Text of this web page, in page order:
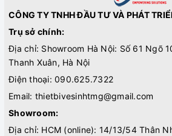
CÔNG TY TNHH ĐẦU TƯ VÀ PHÁT
Trụ sở chính:
Địa chỉ: Showroom Hà Nội: Số 61 Ngõ
Thanh Xuân, Hà Nội
Điện thoại: 090.625.7322
Email: thietbivesinhtmg@gmail.com
Showroom:
Địa chỉ: HCM (online): 14/13/54 Thân